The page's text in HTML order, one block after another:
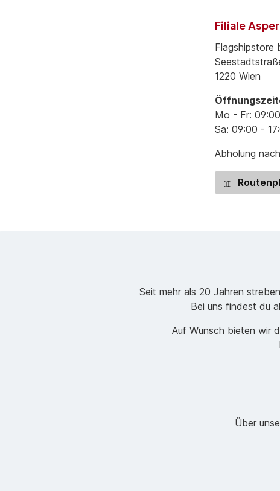
Filiale
Flagshipstore
1220 Wien
Mo - Fr:
Sa: 09:00 -
Abholung
Seit mehr als 20 Jahren
Bei uns findest du
Auf Wunsch bieten wir
Über